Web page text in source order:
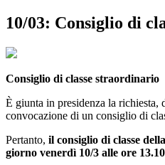
10/03: Consiglio di
Consiglio di classe straordinario
È giunta in presidenza la richiesta,
convocazione di un consiglio di
Pertanto, il consiglio di classe
giorno venerdì 10/3 alle ore